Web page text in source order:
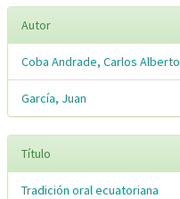
Autor
Coba Andrade, Carlos Alberto
García, Juan
Título
Tradición oral ecuatoriana